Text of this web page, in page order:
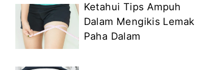
Ketahui Tips Ampuh
Dalam Mengikis Lemak
Paha Dalam